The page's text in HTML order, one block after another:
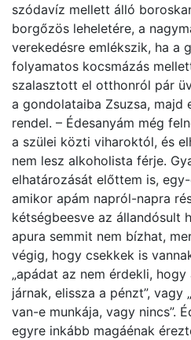
szódavíz mellett álló
borgőzös leheletére, a
verekedésre emlékszik, ha a
folyamatos kocsmázás
szalasztott el otthonról pár
a gondolataiba Zsuzsa, majd
rendel. – Édesanyám még
a szülei közti viharoktól, és
nem lesz alkoholista férje.
elhatározását előttem is,
amikor apám napról-napra
kétségbeesve az állandósult
apura semmit nem bízhat,
végig, hogy csekkek is
„apádat az nem érdekli,
járnak, elissza a pénzt”, vagy
van-e munkája, vagy nincs”.
egyre inkább magáénak